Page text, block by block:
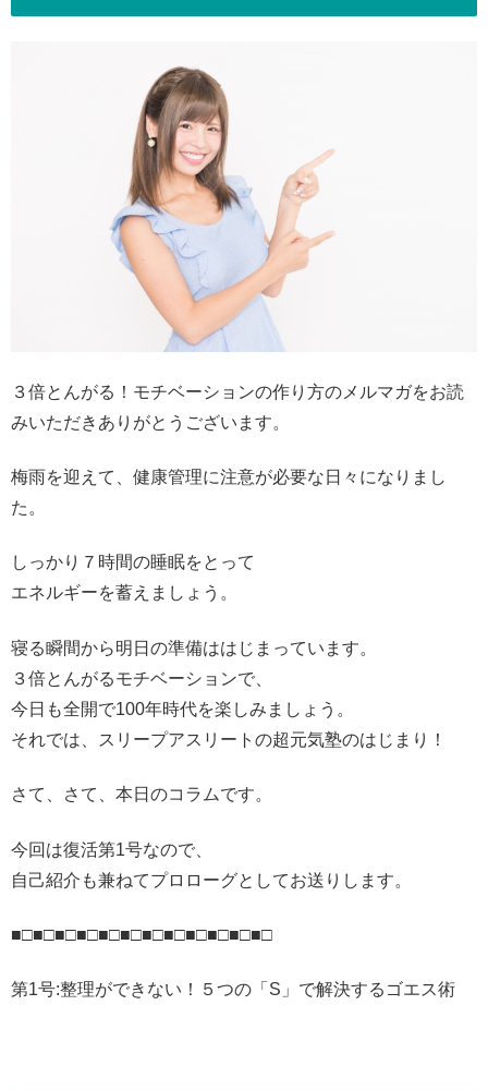
３倍とんがる！モチベーションの作り方のメルマガをお読
みいただきありがとうございます。
梅雨を迎えて、健康管理に注意が必要な日々になりまし
た。
しっかり７時間の睡眠をとって
エネルギーを蓄えましょう。
寝る瞬間から明日の準備ははじまっています。
３倍とんがるモチベーションで、
今日も全開で100年時代を楽しみましょう。
それでは、スリープアスリートの超元気塾のはじまり！
さて、さて、本日のコラムです。
今回は復活第1号なので、
自己紹介も兼ねてプロローグとしてお送りします。
■□■□■□■□■□■□■□■□■□■□■□■□
第1号:整理ができない！５つの「S」で解決するゴエス術